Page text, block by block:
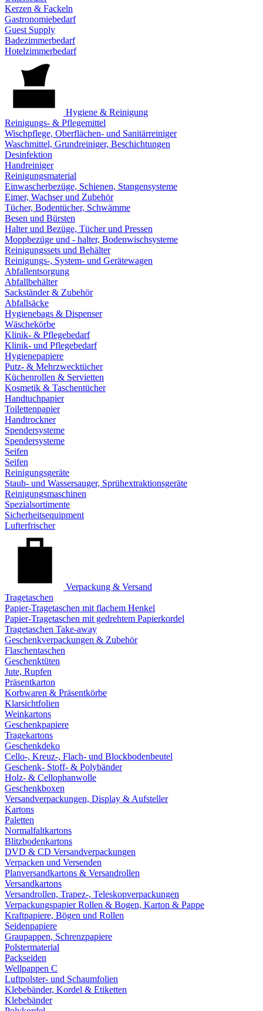
Kerzen & Fackeln
Gastronomiebedarf
Guest Supply
Badezimmerbedarf
Hotelzimmerbedarf
Hygiene & Reinigung
Reinigungs- & Pflegemittel
Wischpflege, Oberflächen- und Sanitärreiniger
Waschmittel, Grundreiniger, Beschichtungen
Desinfektion
Handreiniger
Reinigungsmaterial
Einwascherbezüge, Schienen, Stangensysteme
Eimer, Wachser und Zubehör
Tücher, Bodentücher, Schwämme
Besen und Bürsten
Halter und Bezüge, Tücher und Pressen
Moppbezüge und - halter, Bodenwischsysteme
Reinigungssets und Behälter
Reinigungs-, System- und Gerätewagen
Abfallentsorgung
Abfallbehälter
Sackständer & Zubehör
Abfallsäcke
Hygienebags & Dispenser
Wäschekörbe
Klinik- & Pflegebedarf
Klinik- und Pflegebedarf
Hygienepapiere
Putz- & Mehrzwecktücher
Küchenrollen & Servietten
Kosmetik & Taschentücher
Handtuchpapier
Toilettenpapier
Handtrockner
Spendersysteme
Spendersysteme
Seifen
Seifen
Reinigungsgeräte
Staub- und Wassersauger, Sprühextraktionsgeräte
Reinigungsmaschinen
Spezialsortimente
Sicherheitsequipment
Lufterfrischer
Verpackung & Versand
Tragetaschen
Papier-Tragetaschen mit flachem Henkel
Papier-Tragetaschen mit gedrehtem Papierkordel
Tragetaschen Take-away
Geschenkverpackungen & Zubehör
Flaschentaschen
Geschenktüten
Jute, Rupfen
Präsentkarton
Korbwaren & Präsentkörbe
Klarsichtfolien
Weinkartons
Geschenkpapiere
Tragekartons
Geschenkdeko
Cello-, Kreuz-, Flach- und Blockbodenbeutel
Geschenk- Stoff- & Polybänder
Holz- & Cellophanwolle
Geschenkboxen
Versandverpackungen, Display & Aufsteller
Kartons
Paletten
Normalfaltkartons
Blitzbodenkartons
DVD & CD Versandverpackungen
Verpacken und Versenden
Planversandkartons & Versandrollen
Versandkartons
Versandrollen, Trapez-, Teleskopverpackungen
Verpackungspapier Rollen & Bogen, Karton & Pappe
Kraftpapiere, Bögen und Rollen
Seidenpapiere
Graupappen, Schrenzpapiere
Polstermaterial
Packseiden
Wellpappen C
Luftpolster- und Schaumfolien
Klebebänder, Kordel & Etiketten
Klebebänder